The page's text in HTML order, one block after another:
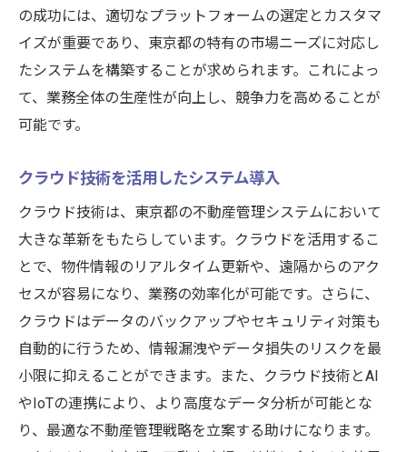
の成功には、適切なプラットフォームの選定とカスタマ
イズが重要であり、東京都の特有の市場ニーズに対応し
たシステムを構築することが求められます。これによっ
て、業務全体の生産性が向上し、競争力を高めることが
可能です。
クラウド技術を活用したシステム導入
クラウド技術は、東京都の不動産管理システムにおいて
大きな革新をもたらしています。クラウドを活用するこ
とで、物件情報のリアルタイム更新や、遠隔からのアク
セスが容易になり、業務の効率化が可能です。さらに、
クラウドはデータのバックアップやセキュリティ対策も
自動的に行うため、情報漏洩やデータ損失のリスクを最
小限に抑えることができます。また、クラウド技術とAI
やIoTの連携により、より高度なデータ分析が可能とな
り、最適な不動産管理戦略を立案する助けになります。